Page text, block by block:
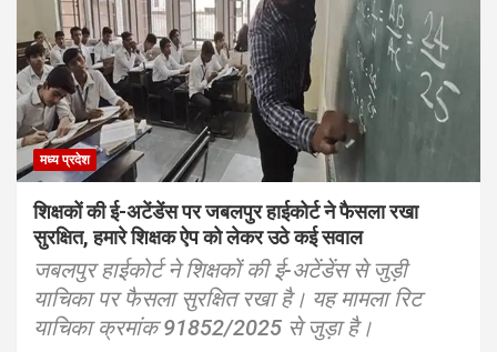
मध्य प्रदेश
शिक्षकों की ई-अटेंडेंस पर जबलपुर हाईकोर्ट ने फैसला रखा
सुरक्षित, हमारे शिक्षक ऐप को लेकर उठे कई सवाल
जबलपुर हाईकोर्ट ने शिक्षकों की ई-अटेंडेंस से जुड़ी
याचिका पर फैसला सुरक्षित रखा है। यह मामला रिट
याचिका क्रमांक 91852/2025 से जुड़ा है।